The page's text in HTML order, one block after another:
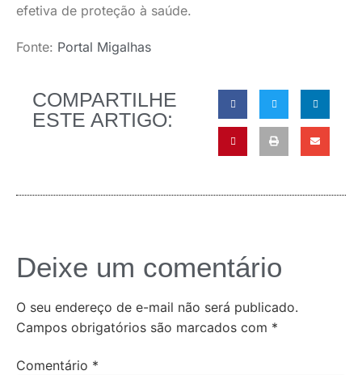
efetiva de proteção à saúde.
Fonte: Portal Migalhas
COMPARTILHE
ESTE ARTIGO:
Deixe um comentário
O seu endereço de e-mail não será publicado.
Campos obrigatórios são marcados com *
Comentário *